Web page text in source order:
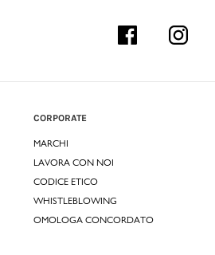
CORPORATE
MARCHI
LAVORA CON NOI
CODICE ETICO
WHISTLEBLOWING
OMOLOGA CONCORDATO